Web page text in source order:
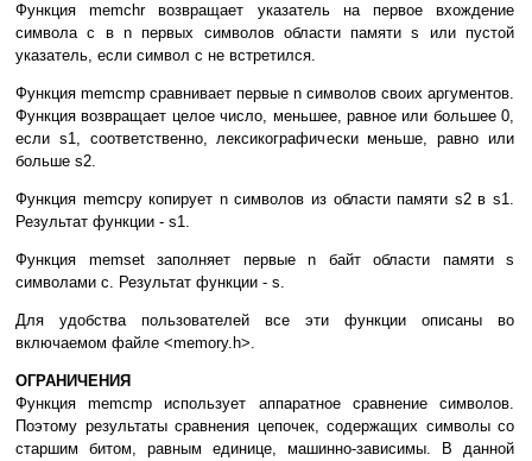
Функция memchr возвращает указатель на первое вхождение
символа c в n первых символов области памяти s или пустой
указатель, если символ c не встретился.
Функция memcmp сравнивает первые n символов своих аргументов.
Функция возвращает целое число, меньшее, равное или большее 0,
если s1, соответственно, лексикографически меньше, равно или
больше s2.
Функция memcpy копирует n символов из области памяти s2 в s1.
Результат функции - s1.
Функция memset заполняет первые n байт области памяти s
символами c. Результат функции - s.
Для удобства пользователей все эти функции описаны во
включаемом файле <memory.h>.
ОГРАНИЧЕНИЯ
Функция memcmp использует аппаратное сравнение символов.
Поэтому результаты сравнения цепочек, содержащих символы со
старшим битом, равным единице, машинно-зависимы. В данной